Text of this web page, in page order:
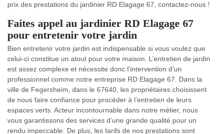
prix des prestations du jardinier RD Elagage 67, contactez-nous !
Faites appel au jardinier RD Elagage 67
pour entretenir votre jardin
Bien entretenir votre jardin est indispensable si vous voulez que
celui-ci constitue un atout pour votre maison. L’entretien de jardin
est assez complexe et nécessite donc l’intervention d’un
professionnel comme notre entreprise RD Elagage 67. Dans la
ville de Fegersheim, dans le 67640, les propriétaires choisissent
de nous faire confiance pour procéder à l’entretien de leurs
espaces verts. Acteur incontournable dans notre métier, nous
vous garantissons des services d’une grande qualité pour un
rendu impeccable. De plus, les tarifs de nos prestations sont